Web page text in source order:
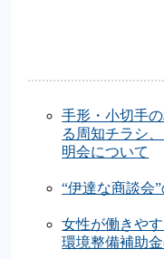
手形・小切手
る周知チラシ
明会について
“伊達な商談会
女性が働きや
環境整備補助